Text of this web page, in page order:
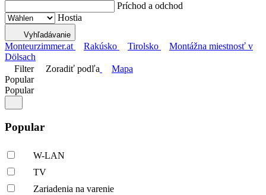
Príchod a odchod
Hostia
Vyhľadávanie
Monteurzimmer.at Rakúsko Tirolsko
Montážna miestnosť v
Dölsach
Filter
Zoradiť podľa
Mapa
Popular
Popular
Popular
W-LAN
TV
Zariadenia na varenie